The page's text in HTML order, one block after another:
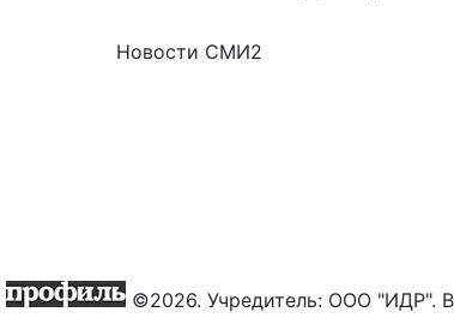
Новости СМИ2
©2026. Учредитель: ООО "ИДР".